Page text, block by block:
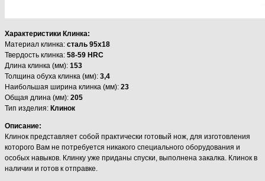
Характеристики Клинка:
Материал клинка: сталь 95х18
Твердость клинка: 58-59 HRC
Длина клинка (мм): 153
Толщина обуха клинка (мм): 3,4
Наибольшая ширина клинка (мм): 23
Общая длина (мм): 205
Тип изделия: Клинок
Описание:
Клинок представляет собой практически готовый нож, для изготовления
которого Вам не потребуется никакого специального оборудования и
особых навыков. Клинку уже приданы спуски, выполнена закалка. Клинок в
наличии и готов к отправке.